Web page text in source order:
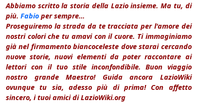
Abbiamo scritto la storia della Lazio insieme. Ma tu, di
più. Fabio per sempre...
Proseguiremo la strada da te tracciata per l'amore dei
nostri colori che tu amavi con il cuore. Ti immaginiamo
già nel firmamento biancoceleste dove starai cercando
nuove storie, nuovi elementi da poter raccontare ai
lettori con il tuo stile inconfondibile. Buon viaggio
nostro grande Maestro! Guida ancora LazioWiki
ovunque tu sia, adesso più di prima! Con affetto
sincero, i tuoi amici di LazioWiki.org